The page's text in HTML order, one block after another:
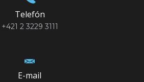
Telefón
+421 2 3229 3111
E-mail